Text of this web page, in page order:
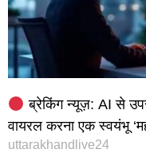
ब्रेकिंग न्यूज़: AI से
वायरल करना एक स्वयंभू
uttarakhandlive24